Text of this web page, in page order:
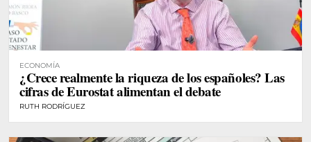
ECONOMÍA
¿Crece realmente la riqueza de los españoles? Las
cifras de Eurostat alimentan el debate
RUTH RODRÍGUEZ